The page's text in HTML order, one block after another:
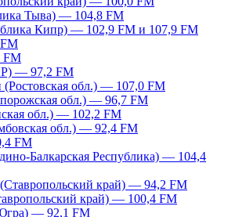
Тыва) — 104,8 FM
Кипр) — 102,9 FM и 107,9 FM
FM
— 97,2 FM
(Ростовская обл.) — 107,0 FM
обл.) — 96,7 FM
обл.) — 102,2 FM
обл.) — 92,4 FM
FM
Балкарская Республика) — 104,4
край) — 94,2 FM
край) — 100,4 FM
— 92,1 FM